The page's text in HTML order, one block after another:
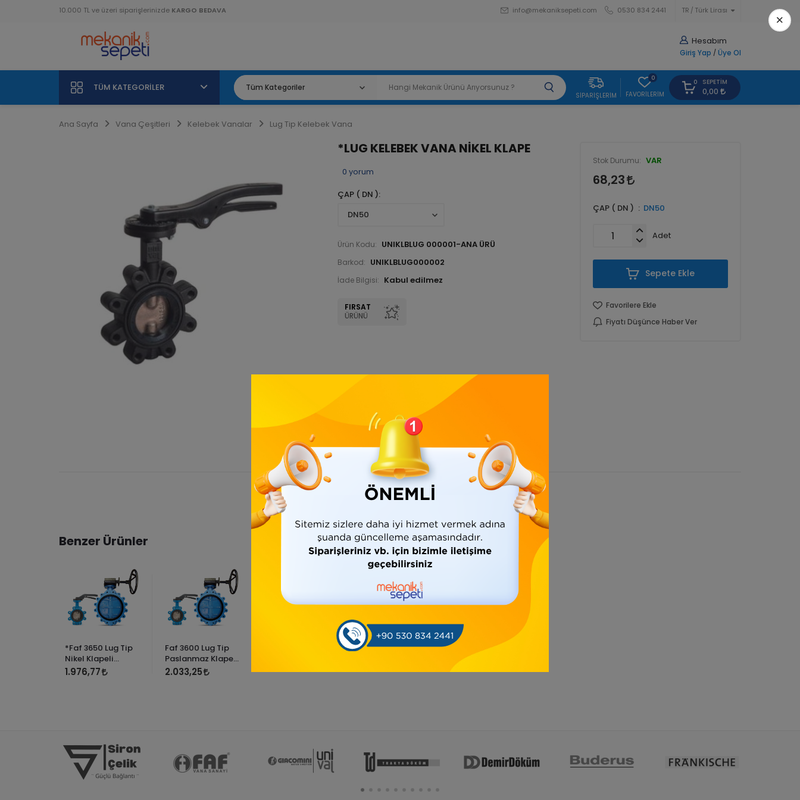
10.000 TL ve üzeri siparişlerinizde KARGO BEDAVA TR Türk Lirası
info@mekaniksepeti.com 0530 834 2441
Hesabım
Giriş Yap / Üye Ol
TÜM KATEGORILER
SIPARIŞLERIM
0
FAVORILERIM
0 SEPETIM
0,00
Ana Sayfa Vana Çeşitleri Kelebek Vanalar Lug Tip Kelebek Vana
*LUG KELEBEK VANA NİKEL KLAPE
0 yorum
ÇAP ( DN )
Ürün Kodu: UNIKLBLUG 000001-ANA ÜRÜ
Barkod: UNIKLBLUG000002
İade Bilgisi:
FIRSAT
ÜRÜNÜ
Stok Durumu: VAR
68,23
ÇAP ( DN ) DN50
Adet
Sepete Ekle
Favorilere Ekle
Fiyatı Düşünce Haber Ver
Ürün Bilgisi Yorumlar (0)
Benzer Ürünler
*Faf 3650 Lug Tip
Nikel Klapeli
Kelebek Vana
1.976,77
Faf 3600 Lug Tip
Paslanmaz Klapeli
Kelebek Vana
2.033,25
×